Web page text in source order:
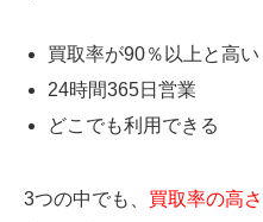
買取率が90％以上と高い
24時間365日営業
どこでも利用できる
3つの中でも、 買取率の高さ